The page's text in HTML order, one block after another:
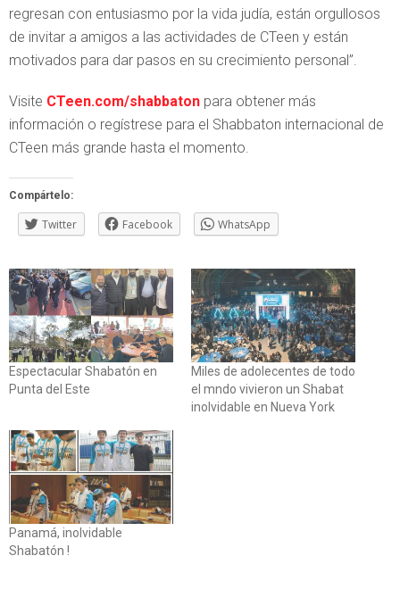
regresan con entusiasmo por la vida judía, están orgullosos
de invitar a amigos a las actividades de CTeen y están
motivados para dar pasos en su crecimiento personal”.
Visite CTeen.com/shabbaton para obtener más
información o regístrese para el Shabbaton internacional de
CTeen más grande hasta el momento.
Compártelo:
Twitter Facebook WhatsApp
Espectacular Shabatón en
Punta del Este
Miles de adolecentes de todo
el mndo vivieron un Shabat
inolvidable en Nueva York
Panamá, inolvidable
Shabatón !